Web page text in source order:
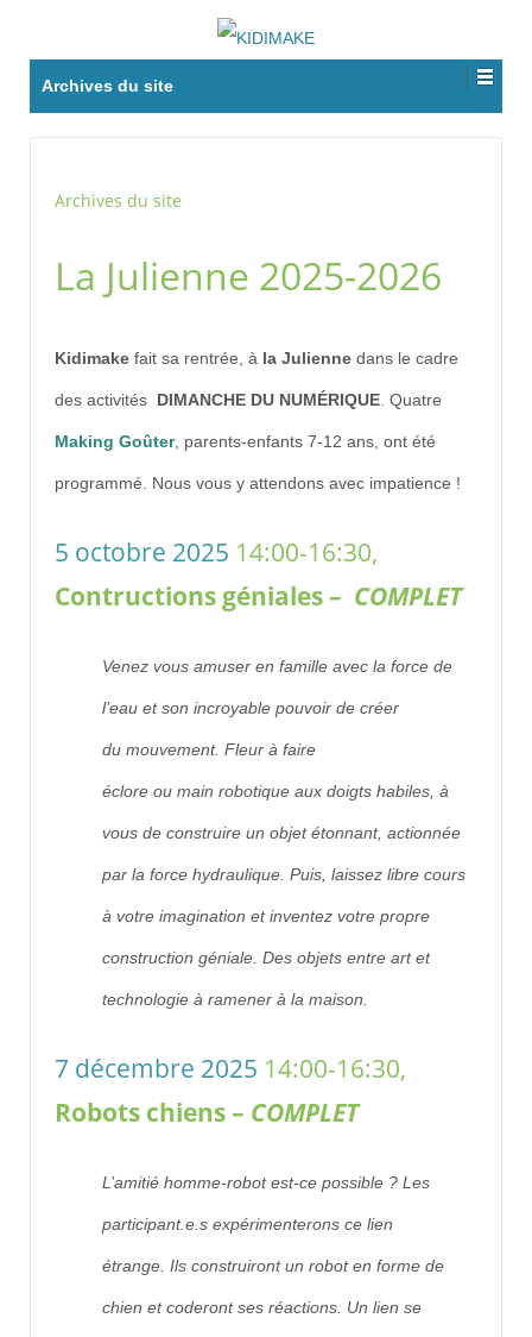
Archives du site
Archives du site
La Julienne 2025-2026
Kidimake fait sa rentrée, à la Julienne dans le cadre
des activités DIMANCHE DU NUMÉRIQUE . Quatre
Making Goûter, parents-enfants 7-12 ans, ont été
programmé. Nous vous y attendons avec impatience !
5 octobre 2025 14:00-16:30,
Contructions géniales – COMPLET
Venez vous amuser en famille avec la force de
l’eau et son incroyable pouvoir de créer
du mouvement. Fleur à faire
éclore ou main robotique aux doigts habiles , à
vous de construire un objet étonnant, actionnée
par la force hydraulique. Puis laissez libre cours
à votre imagination et inventez votre propre
construction géniale Des objets entre art et
technologie à ramener à la maison.
7 décembre 2025 14:00-16:30,
Robots chiens – COMPLET
L’amitié homme-robot est-ce possible ? Les
participant.e.s expérimenterons ce lien
étrange. Ils construiront un robot en forme de
chien et coderont ses réactions. Un lien se